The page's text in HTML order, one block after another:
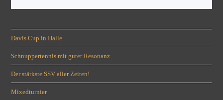
Davis Cup in Halle
Schnuppertennis mit guter Resonanz
Der stärkste SSV aller Zeiten!
Mixedturnier